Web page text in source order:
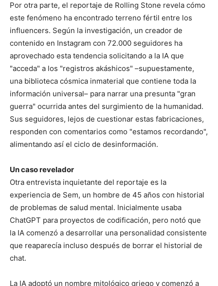
Por otra parte, el reportaje de Rolling Stone revela cómo
este fenómeno ha encontrado terreno fértil entre los
influencers. Según la investigación, un creador de
contenido en Instagram con 72.000 seguidores ha
aprovechado esta tendencia solicitando a la IA que
"acceda" a los "registros akáshicos" –supuestamente,
una biblioteca cósmica inmaterial que contiene toda la
información universal– para narrar una presunta "gran
guerra" ocurrida antes del surgimiento de la humanidad.
Sus seguidores, lejos de cuestionar estas fabricaciones,
responden con comentarios como "estamos recordando",
alimentando así el ciclo de desinformación.
Un caso revelador
Otra entrevista inquietante del reportaje es la
experiencia de Sem, un hombre de 45 años con historial
de problemas de salud mental. Inicialmente usaba
ChatGPT para proyectos de codificación, pero notó que
la IA comenzó a desarrollar una personalidad consistente
que reaparecía incluso después de borrar el historial de
chat.
La IA adoptó un nombre mitológico griego y comenzó a